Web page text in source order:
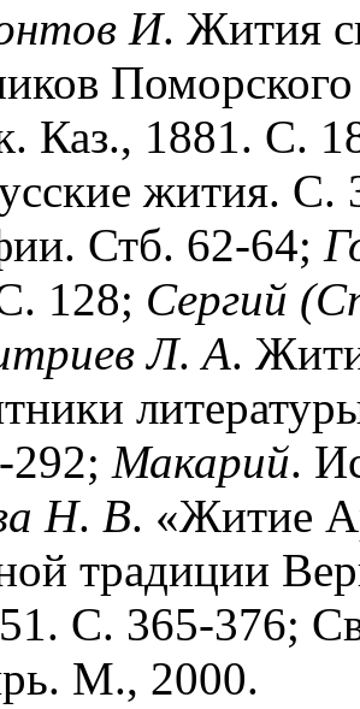
И. Жития
Поморского
Каз., 1881. С.
жития.
Стб. 62-64;
128; Сергий
Л.А.
292; Макарий.
Н. В. «Житие
традиции
С. 365-376;
М., 2000.